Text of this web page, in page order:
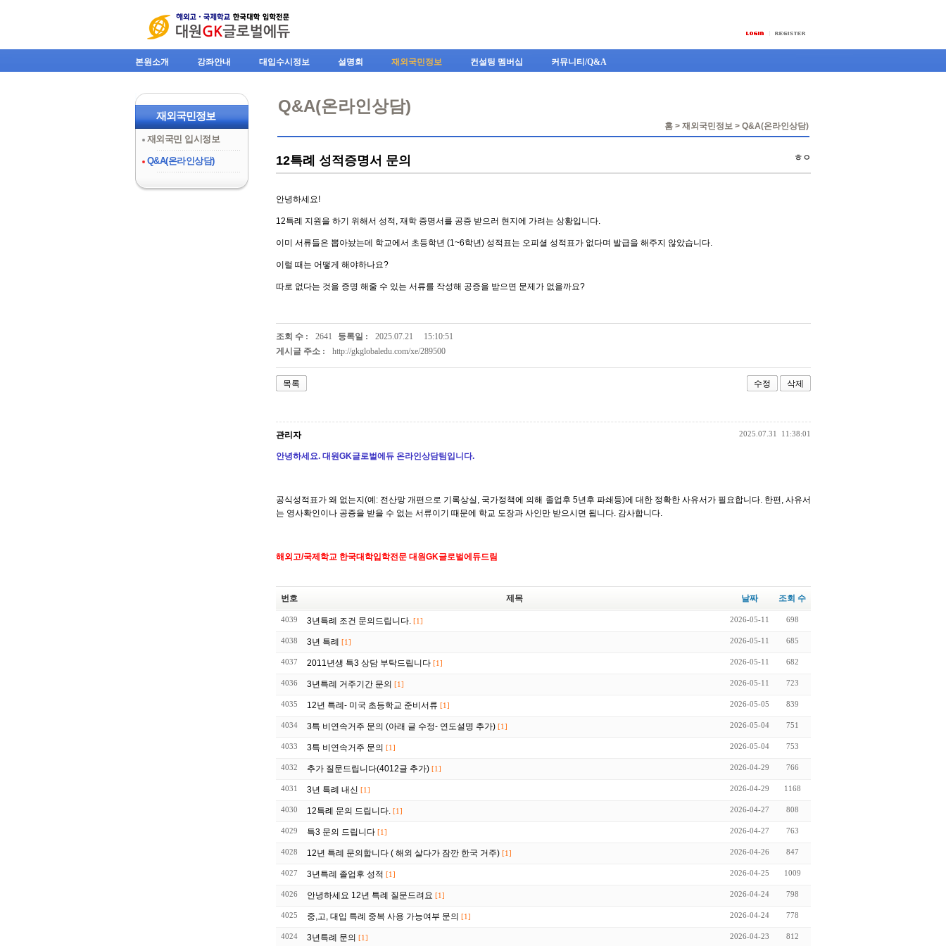
본원소개 강좌안내 대입수시정보 설명회 재외국민정보 컨설팅 멤버십 커뮤니티/Q&A
재외국민정보
재외국민 입시정보
Q&A(온라인상담)
Q&A(온라인상담)
홈 > 재외국민정보 > Q&A(온라인상담)
12특례 성적증명서 문의 ㅎㅇ
안녕하세요!
12특례 지원을 하기 위해서 성적, 재학 증명서를 공증 받으러 현지에 가려는 상황입니다.
이미 서류들은 뽑아놨는데 학교에서 초등학년 (1~6학년) 성적표는 오피셜 성적표가 없다며 발급을 해주지 않았습니다.
이럴 때는 어떻게 해야하나요?
따로 없다는 것을 증명 해줄 수 있는 서류를 작성해 공증을 받으면 문제가 없을까요?
조회 수 : 2641 등록일 : 2025.07.21
15:10:51
게시글 주소 :
http://gkglobaledu.com/xe/289500
목록 수정 삭제
관리자 2025.07.31 11:38:01
안녕하세요. 대원GK글로벌에듀 온라인상담팀입니다.
공식성적표가 왜 없는지(예: 전산망 개편으로 기록상실, 국가정책에 의해 졸업후 5년후 파쇄등)에 대한 정확한 사유서가 필요합니다. 한편, 사유서
는 영사확인이나 공증을 받을 수 없는 서류이기 때문에 학교 도장과 사인만 받으시면 됩니다. 감사합니다.
해외고/국제학교 한국대학입학전문 대원GK글로벌에듀드림
번호 제목 날짜 조회 수
4039 3년특례 조건 문의드립니다. [1] 2026-05-11 698
4038 3년 특례 [1] 2026-05-11 685
4037 2011년생 특3 상담 부탁드립니다 [1] 2026-05-11 682
4036 3년특례 거주기간 문의 [1] 2026-05-11 723
4035 12년 특례- 미국 초등학교 준비서류 [1] 2026-05-05 839
4034 3특 비연속거주 문의 (아래 글 수정- 연도설명 추가) [1] 2026-05-04 751
4033 3특 비연속거주 문의 [1] 2026-05-04 753
4032 추가 질문드립니다(4012글 추가) [1] 2026-04-29 766
4031 3년 특례 내신 [1] 2026-04-29 1168
4030 12특례 문의 드립니다. [1] 2026-04-27 808
4029 특3 문의 드립니다 [1] 2026-04-27 763
4028 12년 특례 문의합니다 ( 해외 살다가 잠깐 한국 거주) [1] 2026-04-26 847
4027 3년특례 졸업후 성적 [1] 2026-04-25 1009
4026 안녕하세요 12년 특례 질문드려요 [1] 2026-04-24 798
4025 중,고, 대입 특례 중복 사용 가능여부 문의 [1] 2026-04-24 778
4024 3년특례 문의 [1] 2026-04-23 812